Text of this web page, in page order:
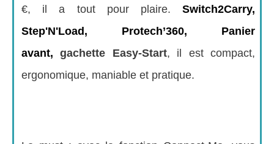
€, il a tout pour plaire. Switch2Carry,
Step'N'Load, Protech’360, Panier
avant, gachette Easy-Start, il est compact,
ergonomique, maniable et pratique.